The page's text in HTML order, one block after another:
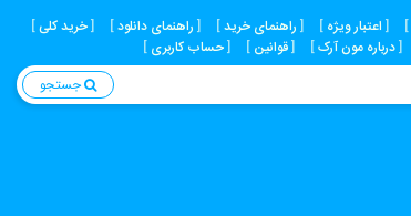
اعتبار ویژه راهنمای خرید راهنمای دانلود
خرید کلی
درباره مون آرک قوانین
حساب کاربری